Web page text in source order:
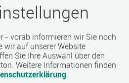
GmbH
14 Kurse
- vorab informieren wir Sie noch
wir auf unserer Website
Sie Ihre Auswahl über den
Weitere Informationen finden
.